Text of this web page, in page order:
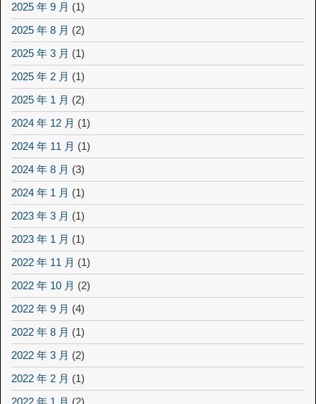
2025 年 9 月 (1)
2025 年 8 月 (2)
2025 年 3 月 (1)
2025 年 2 月 (1)
2025 年 1 月 (2)
2024 年 12 月 (1)
2024 年 11 月 (1)
2024 年 8 月 (3)
2024 年 1 月 (1)
2023 年 3 月 (1)
2023 年 1 月 (1)
2022 年 11 月 (1)
2022 年 10 月 (2)
2022 年 9 月 (4)
2022 年 8 月 (1)
2022 年 3 月 (2)
2022 年 2 月 (1)